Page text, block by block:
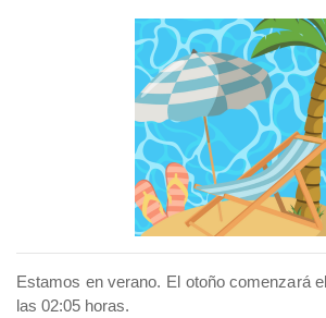
Estamos en verano. El otoño comenzará
las 02:05 horas.